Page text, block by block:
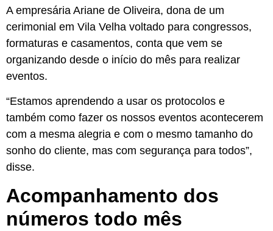
A empresária Ariane de Oliveira, dona de um
cerimonial em Vila Velha voltado para congressos,
formaturas e casamentos, conta que vem se
organizando desde o início do mês para realizar
eventos.
“Estamos aprendendo a usar os protocolos e
também como fazer os nossos eventos acontecerem
com a mesma alegria e com o mesmo tamanho do
sonho do cliente, mas com segurança para todos”,
disse.
Acompanhamento dos
números todo mês